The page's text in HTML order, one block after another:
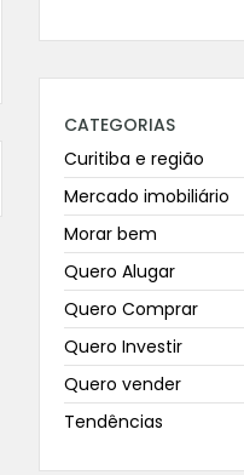
CATEGORIAS
Curitiba e região
Mercado imobiliário
Morar bem
Quero Alugar
Quero Comprar
Quero Investir
Quero vender
Tendências